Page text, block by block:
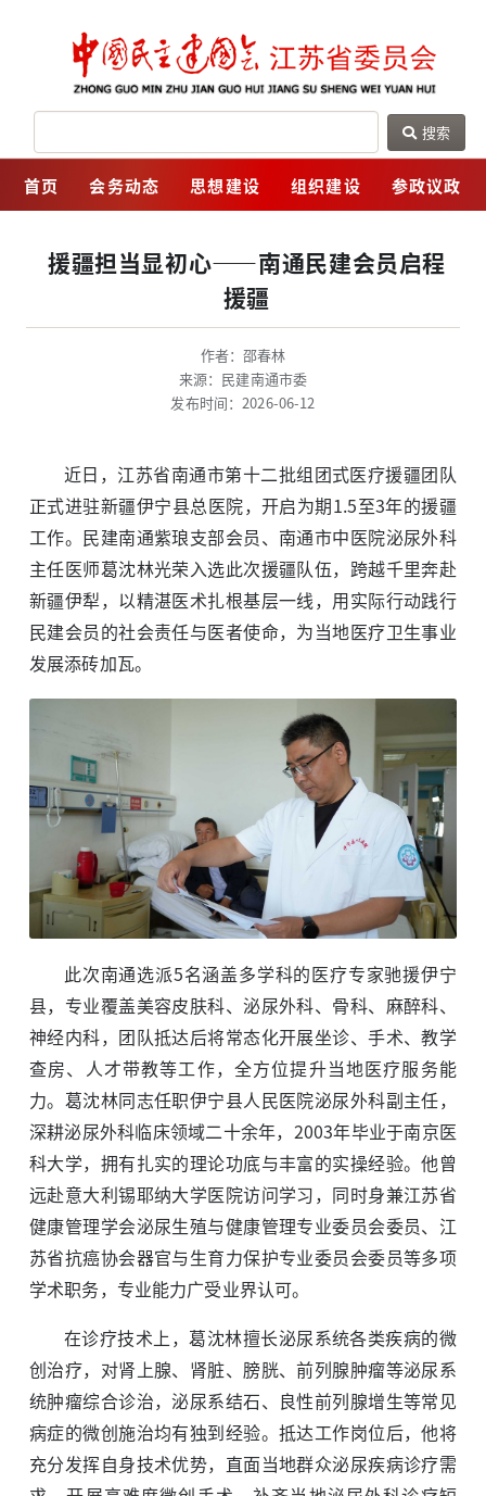
网
搜索
首页 会务动态 思想建设 组织建设 参政议政
援疆担当显初心——南通民建会员启程
援疆
作者：邵春林
来源：民建南通市委
发布时间：2026-06-12
近日，江苏省南通市第十二批组团式医疗援疆团队
正式进驻新疆伊宁县总医院，开启为期1.5至3年的援疆
工作。民建南通紫琅支部会员、南通市中医院泌尿外科
主任医师葛沈林光荣入选此次援疆队伍，跨越千里奔赴
新疆伊犁，以精湛医术扎根基层一线，用实际行动践行
民建会员的社会责任与医者使命，为当地医疗卫生事业
发展添砖加瓦。
此次南通选派5名涵盖多学科的医疗专家驰援伊宁
县，专业覆盖美容皮肤科、泌尿外科、骨科、麻醉科、
神经内科，团队抵达后将常态化开展坐诊、手术、教学
查房、人才带教等工作，全方位提升当地医疗服务能
力。葛沈林同志任职伊宁县人民医院泌尿外科副主任，
深耕泌尿外科临床领域二十余年，2003年毕业于南京医
科大学，拥有扎实的理论功底与丰富的实操经验。他曾
远赴意大利锡耶纳大学医院访问学习，同时身兼江苏省
健康管理学会泌尿生殖与健康管理专业委员会委员、江
苏省抗癌协会器官与生育力保护专业委员会委员等多项
学术职务，专业能力广受业界认可。
在诊疗技术上，葛沈林擅长泌尿系统各类疾病的微
创治疗，对肾上腺、肾脏、膀胱、前列腺肿瘤等泌尿系
统肿瘤综合诊治，泌尿系结石、良性前列腺增生等常见
病症的微创施治均有独到经验。抵达工作岗位后，他将
充分发挥自身技术优势，直面当地群众泌尿疾病诊疗需